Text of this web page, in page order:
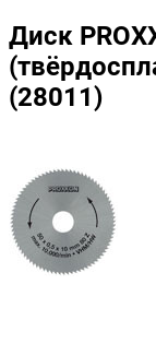
Диск
(28011)